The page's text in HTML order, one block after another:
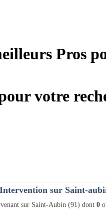
Pros
votre
sur Saint-
sur Saint-Aubin (91) dont 0